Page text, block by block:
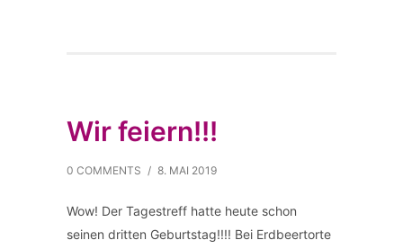
Wir feiern!!!
0 COMMENTS / 8. MAI 2019
Wow! Der Tagestreff hatte heute schon
seinen dritten Geburtstag!!!! Bei Erdbeertorte